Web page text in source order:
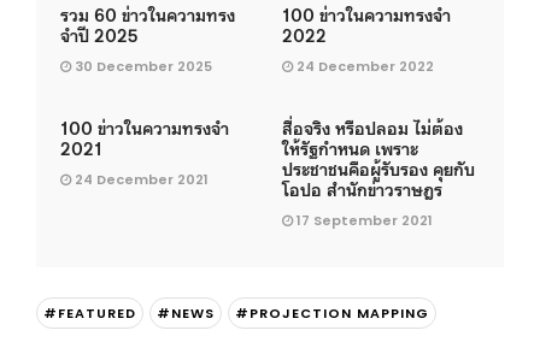
รวม 60 ข่าวในความทรง
จำปี 2025
30 December 2025
100 ข่าวในความทรงจำ
2022
24 December 2022
100 ข่าวในความทรงจำ
2021
24 December 2021
สื่อจริง หรือปลอม ไม่ต้อง
ให้รัฐกำหนด เพราะ
ประชาชนคือผู้รับรอง คุยกับ
โอปอ สำนักข่าวราษฎร
17 September 2021
#FEATURED #NEWS #PROJECTION MAPPING